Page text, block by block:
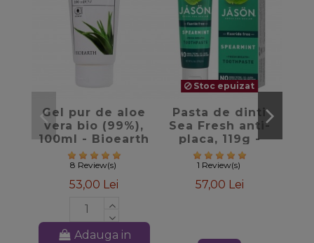
favorite_border
Gel pur de aloe
vera bio (99%),
100ml - Bioearth
8 Review(s)
53,00 Lei
Adauga in
favorite_border
Stoc epuizat
Pasta de dinti
Sea Fresh anti-
placa, 119g -
Jason
1 Review(s)
57,00 Lei